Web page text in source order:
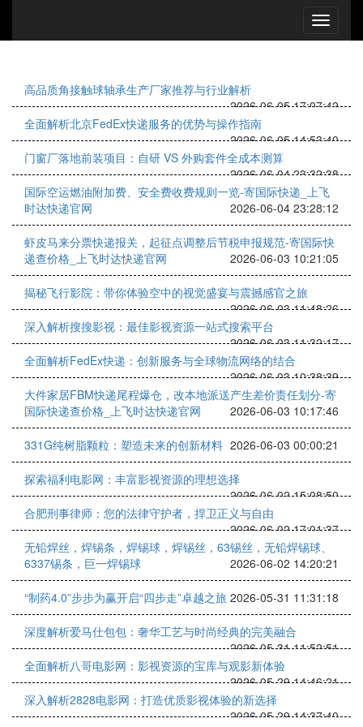
高品质角接触球轴承生产厂家推荐与行业解析
2026-06-05 17:07:42
全面解析北京FedEx快递服务的优势与操作指南
2026-06-05 14:53:40
门窗厂落地前装项目：自研 VS 外购套件全成本测算
2026-06-04 23:32:38
国际空运燃油附加费、安全费收费规则一览-寄国际快递_上飞
时达快递官网
2026-06-04 23:28:12
虾皮马来分票快递报关，起征点调整后节税申报规范-寄国际快
递查价格_上飞时达快递官网
2026-06-03 10:21:05
揭秘飞行影院：带你体验空中的视觉盛宴与震撼感官之旅
2026-06-03 11:48:26
深入解析搜搜影视：最佳影视资源一站式搜索平台
2026-06-03 11:32:17
全面解析FedEx快递：创新服务与全球物流网络的结合
2026-06-03 10:38:39
大件家居FBM快递尾程爆仓，改本地派送产生差价责任划分-寄
国际快递查价格_上飞时达快递官网
2026-06-03 10:17:46
331G纯树脂颗粒：塑造未来的创新材料 2026-06-03 00:00:21
探索福利电影网：丰富影视资源的理想选择
2026-06-02 15:08:50
合肥刑事律师：您的法律守护者，捍卫正义与自由
2026-06-02 17:01:37
无铅焊丝，焊锡条，焊锡球，焊锡丝，63锡丝，无铅焊锡球、
6337锡条，巨一焊锡球
2026-06-02 14:20:21
“制药4.0”步步为赢开启“四步走”卓越之旅 2026-05-31 11:31:18
深度解析爱马仕包包：奢华工艺与时尚经典的完美融合
2026-05-31 11:52:51
全面解析八哥电影网：影视资源的宝库与观影新体验
2026-05-29 14:46:21
深入解析2828电影网：打造优质影视体验的新选择
2026-05-29 14:37:40